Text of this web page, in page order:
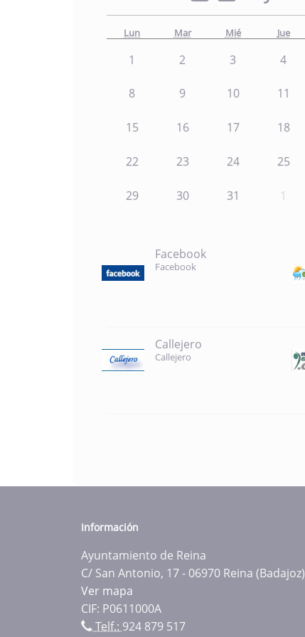
Lun Mar Mié Jue
1 2 3 4
8 9 10 11
15 16 17 18
22 23 24 25
29 30 31 1
Facebook
Facebook
Callejero
Callejero
Información
Ayuntamiento de Reina
C/ San Antonio, 17 - 06970 Reina (Badajoz)
Ver mapa
CIF: P0611000A
Telf.:924 879 517